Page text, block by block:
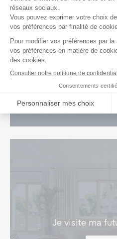
J’explore
Je visite ma